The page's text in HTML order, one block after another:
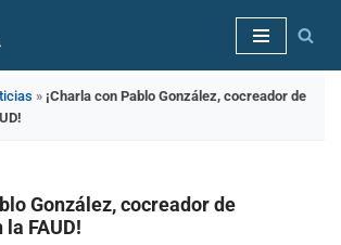
» ¡Charla con Pablo González, cocreador de
González, cocreador de
FAUD!